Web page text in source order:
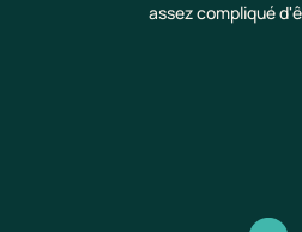
assez compliqué